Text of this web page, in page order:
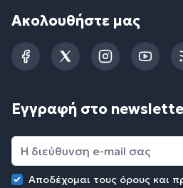
Ακολουθήστε μας
FacebookTwitterInstagram
Εγγραφή στο
Αποδέχομαι τους όρους και